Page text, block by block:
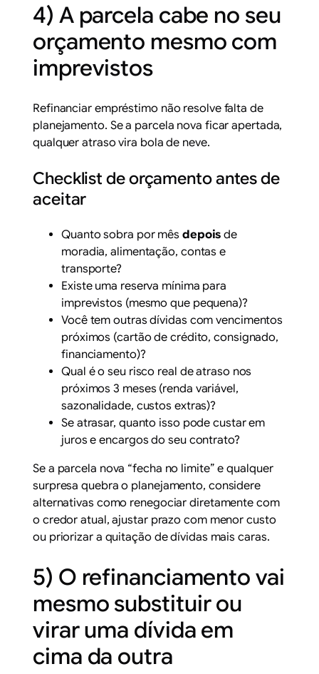
4) A parcela cabe no seu
orçamento mesmo com
imprevistos
Refinanciar empréstimo não resolve falta de
planejamento. Se a parcela nova ficar apertada,
qualquer atraso vira bola de neve.
Checklist de orçamento antes de
aceitar
Quanto sobra por mês depois de
moradia, alimentação, contas e
transporte?
Existe uma reserva mínima para
imprevistos (mesmo que pequena)?
Você tem outras dívidas com vencimentos
próximos (cartão de crédito, consignado,
financiamento)?
Qual é o seu risco real de atraso nos
próximos 3 meses (renda variável,
sazonalidade, custos extras)?
Se atrasar, quanto isso pode custar em
juros e encargos do seu contrato?
Se a parcela nova “fecha no limite” e qualquer
surpresa quebra o planejamento, considere
alternativas como renegociar diretamente com
o credor atual, ajustar prazo com menor custo
ou priorizar a quitação de dívidas mais caras.
5) O refinanciamento vai
mesmo substituir ou
virar uma dívida em
cima da outra